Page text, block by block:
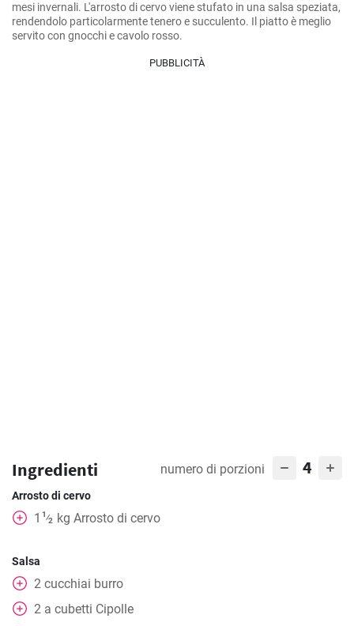
mesi invernali. L'arrosto di cervo viene stufato in una salsa speziata,
rendendolo particolarmente tenero e succulento. Il piatto è meglio
servito con gnocchi e cavolo rosso.
PUBBLICITÀ
Ingredienti numero di porzioni 4
Arrosto di cervo
1 1⁄2 kg Arrosto di cervo
Salsa
2 cucchiai burro
2 a cubetti Cipolle